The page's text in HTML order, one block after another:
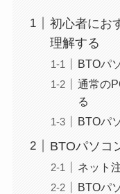
初心者にお
理解する
BTOパ
通常の
る
BTOパ
BTOパソコ
ネット
BTOパ